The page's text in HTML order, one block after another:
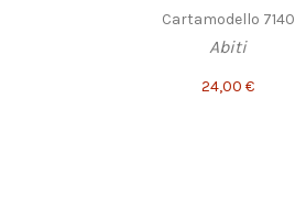
Cartamodello 7140
Abiti
24,00 €